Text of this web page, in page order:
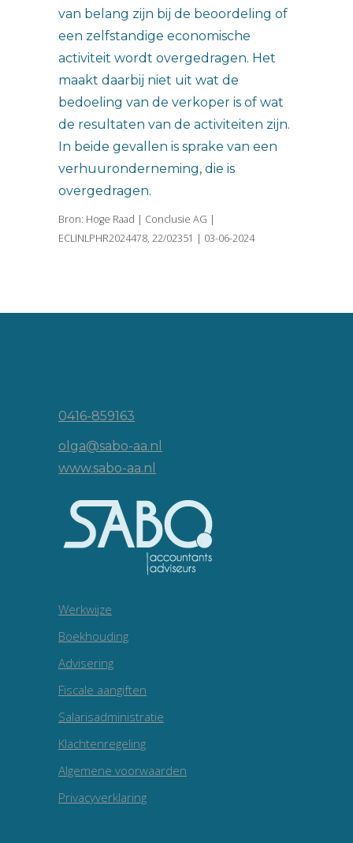
van belang zijn bij de beoordeling of
een zelfstandige economische
activiteit wordt overgedragen. Het
maakt daarbij niet uit wat de
bedoeling van de verkoper is of wat
de resultaten van de activiteiten zijn.
In beide gevallen is sprake van een
verhuuronderneming, die is
overgedragen.
Bron: Hoge Raad | Conclusie AG |
ECLINLPHR2024478, 22/02351 | 03-06-2024
0416-859163
olga@sabo-aa.nl
www.sabo-aa.nl
Werkwijze
Boekhouding
Advisering
Fiscale aangiften
Salarisadministratie
Klachtenregeling
Algemene voorwaarden
Privacyverklaring